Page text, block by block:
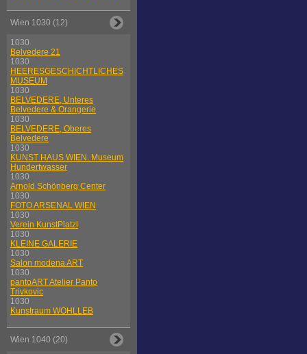
Wien 1030 (12)
1030
Belvedere 21
1030
HEERESGESCHICHTLICHES
MUSEUM
1030
BELVEDERE, Unteres
Belvedere & Orangerie
1030
BELVEDERE, Oberes
Belvedere
1030
KUNST HAUS WIEN. Museum
Hundertwasser
1030
Arnold Schönberg Center
1030
FOTO ARSENAL WIEN
1030
Verein KunstPlatzl
1030
KLEINE GALERIE
1030
Salon modena ART
1030
pantoART Atelier Panto
Trivkovic
1030
Kunstraum WOHLLEB
Wien 1040 (20)